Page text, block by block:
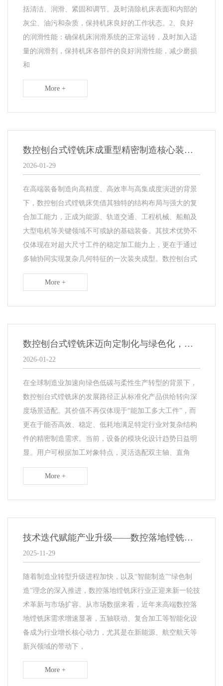
括清洁、润滑、紧固和调节。及时清除机床表面和内部的
灰尘、油污和杂质，保持机床良好的工作状态。2、良好
的润滑性能：确保机床润滑系统的正常运转，及时加入适
量的润滑剂，保持机床各部件的良好润滑性能，减少磨损
和
More +
数控刨台式镗铣床成重型精密制造核心装备，多轴联动能力驱动产业升级
2026-01-29
在高端装备制造向高精度、高效率与高集成度演进的背景
下，数控刨台式镗铣床凭借其独特的结构布局与强大的复
合加工能力，正成为能源、轨道交通、工程机械、船舶及
大型电机等关键领域不可或缺的基础装备。其技术优势不
仅体现在对超大尺寸工件的稳定加工能力上，更在于通过
多轴协同实现复杂几何特征的一次装夹成型。数控刨台式
More +
数控刨台式镗铣床迈向定制化与绿色化，应用场景持续拓展
2026-01-22
在全球制造业加速向绿色低碳与柔性生产转型的背景下，
数控刨台式镗铣床的发展路径正从标准化产品供给转向深
度场景适配。其价值不再仅体现于“能加工多大工件”，而
更在于能否高效、稳定、低耗地满足特定行业对复杂结构
件的精密制造需求。当前，设备的模块化设计趋势日益明
显。用户可根据加工对象特点，灵活选配双主轴、直角
More +
技术迭代赋能产业升级——数控落地镗铣床行业发展新趋势解读
2025-11-29
随着制造业转型升级进程加快，以及“智能制造”“绿色制
造”理念的深入推进，数控落地镗铣床行业正迎来新一轮技
术革新与市场扩容。从市场数据来看，近年来高端数控落
地镗铣床需求增速显著，五轴联动、复合加工等智能化设
备成为行业增长核心动力，尤其是在新能源、航空航天等
新兴领域的带动下，
More +